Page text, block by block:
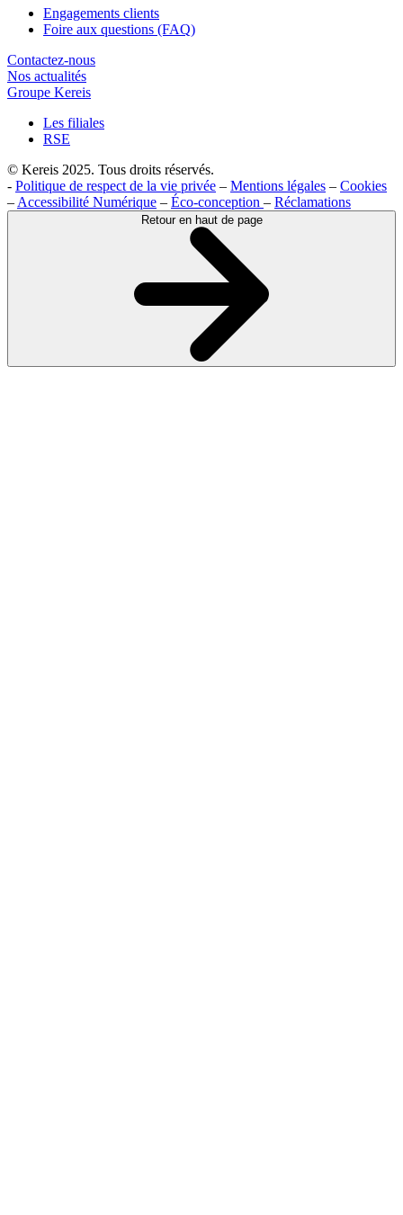
Engagements clients
Foire aux questions (FAQ)
Contactez-nous
Nos actualités
Groupe Kereis
Les filiales
RSE
© Kereis 2025. Tous droits réservés.
- Politique de respect de la vie privée – Mentions légales – Cookies
– Accessibilité Numérique – Éco-conception – Réclamations
Retour en haut de page